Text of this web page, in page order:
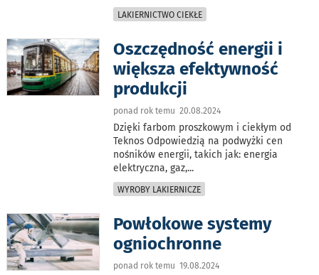
LAKIERNICTWO CIEKŁE
Oszczędność energii i
większa efektywność
produkcji
ponad rok temu 20.08.2024
Dzięki farbom proszkowym i ciekłym od
Teknos Odpowiedzią na podwyżki cen
nośników energii, takich jak: energia
elektryczna, gaz,...
WYROBY LAKIERNICZE
Powłokowe systemy
ogniochronne
ponad rok temu 19.08.2024